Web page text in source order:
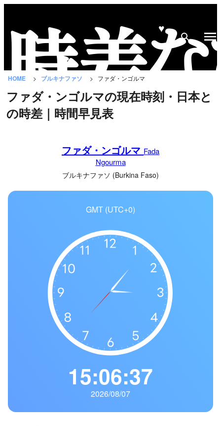
♥
HOME ブルキナファソ ファダ・ンゴルマ
ファダ・ンゴルマの現在時刻・日本と
の時差｜時間早見表
ファダ・ンゴルマ Fada
Ngourma
ブルキナファソ (Burkina Faso)
GMT (UTC+0)
15:06:38
2026/08/07
な
と
は？